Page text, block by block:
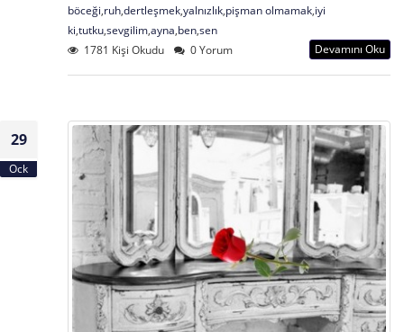
böceği ruhdertleşmekyalnızlık pişman olmamak iyi
ki tutkusevgilimayna bensen
1781 Kişi Okudu
0 Yorum Devamını Oku
29
Ock